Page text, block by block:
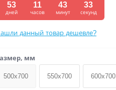
53
дней
11
часов
43
минут
32
секунд
данный товар дешевле?
мм
500x700 550x700 600x700